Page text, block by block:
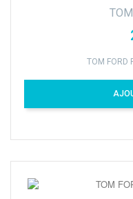
TOM FORD